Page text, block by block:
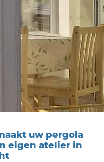
uw pergola
eigen atelier in